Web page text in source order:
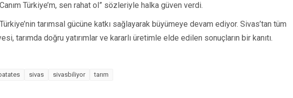
Türkiye’m, sen rahat ol” sözleriyle halka güven verdi.
tarımsal gücüne katkı sağlayarak büyümeye devam ediyor. Sivas’tan tüm
tarımda doğru yatırımlar ve kararlı üretimle elde edilen sonuçların bir kanıtı.
sivas sivasbiliyor tarım